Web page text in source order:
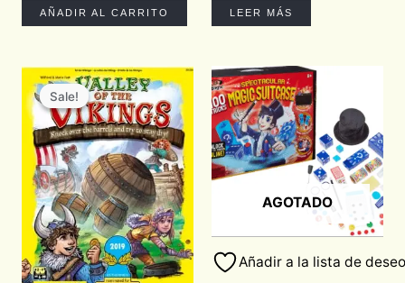
AÑADIR AL CARRITO LEER MÁS
Sale!
Sale!
Original
price
was:
$850.00.
Current
price
is:
$722.50.
AGOTADO
Añadir a la lista de